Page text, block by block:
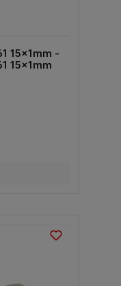
15x1mm -
15x1mm